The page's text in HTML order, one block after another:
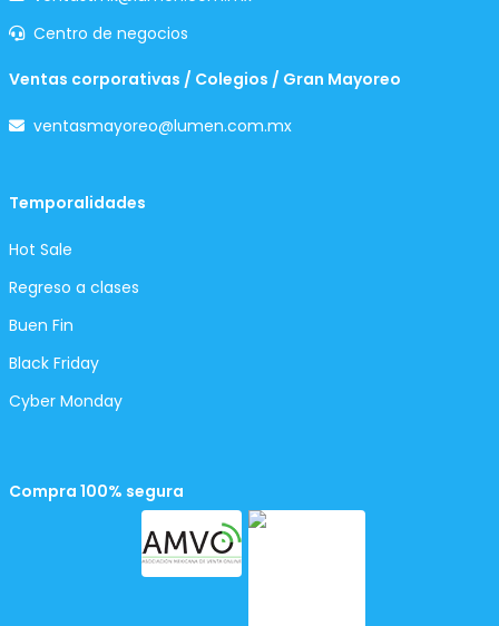
Centro de negocios
Ventas corporativas / Colegios / Gran Mayoreo
ventasmayoreo@lumen.com.mx
Temporalidades
Hot Sale
Regreso a clases
Buen Fin
Black Friday
Cyber Monday
Compra 100% segura